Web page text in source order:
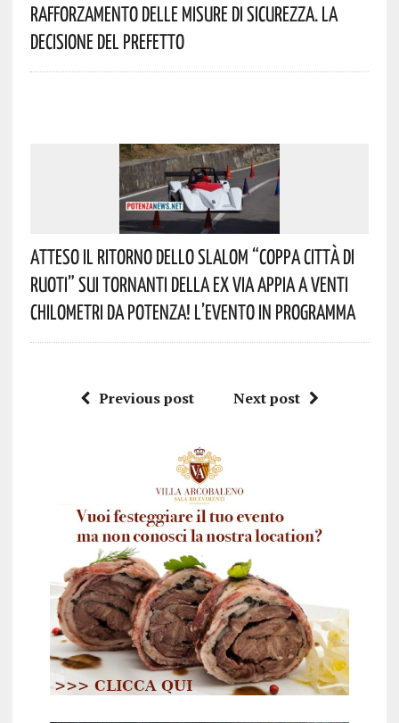
Rafforzamento Delle Misure Di Sicurezza. La
Decisione Del Prefetto
Atteso Il Ritorno Dello Slalom “Coppa Città Di
Ruoti” Sui Tornanti Della Ex Via Appia A Venti
Chilometri Da Potenza! L’evento In Programma
Previous post Next post